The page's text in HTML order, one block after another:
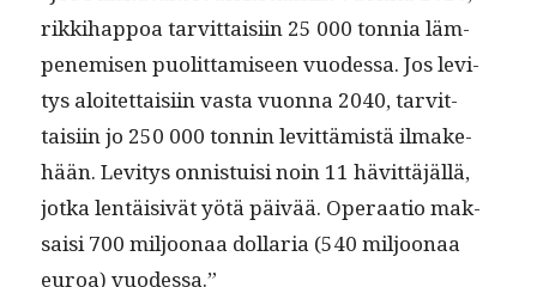
rikki­hap­poa tarvit­taisi­in 25 000 ton­nia läm­
pen­e­misen puolit­tamiseen vuodessa. Jos lev­i­
tys aloitet­taisi­in vas­ta vuon­na 2040, tarvit­
taisi­in jo 250 000 ton­nin levit­tämistä ilmake­
hään. Lev­i­tys onnis­tu­isi noin 11 hävit­täjäl­lä,
jot­ka lentäi­sivät yötä päivää. Oper­aa­tio mak­
saisi 700 miljoon­aa dol­lar­ia (540 miljoon­aa
euroa) vuodessa.”